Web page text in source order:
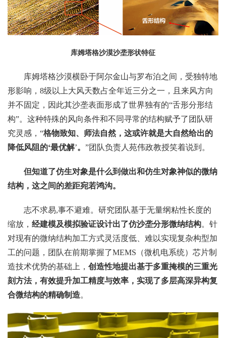
库姆塔格沙漠沙垄形状特征
库姆塔格沙漠横卧于阿尔金山与罗布泊之间，受独特地
形影响，8级以上大风天数占全年近三分之一，且来风方向
并不固定，因此其沙垄表面形成了世界独有的“舌形分形结
构”。这种特殊的风向条件和不同寻常的结构赋予了团队研
究灵感，“格物致知、师法自然，这或许就是大自然给出的
降低风阻的‘最优解’。 ”团队负责人苑伟政教授笑着说到。
但知道了仿生对象是什么到做出和仿生对象神似的微纳
结构，这之间的差距宛若鸿沟。
志不求易,事不避难。研究团队基于无量纲粘性长度的
缩放， 经建模及模拟验证设计出了仿沙垄分形微纳结构。针
对现有的微纳结构加工方式灵活度低、难以实现复杂构型加
工的问题，团队在前期掌握了MEMS（微机电系统）芯片制
造技术优势的基础上， 创造性地提出基于多重掩模的三重光
刻方法，有效提升加工精度与效率，实现了多层高深异构复
合微结构的精确制造。